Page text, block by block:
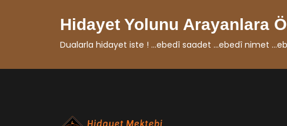
Hidayet Yolunu Arayanlara
Dualarla hidayet iste ! ...ebedî saadet ...ebedî nimet